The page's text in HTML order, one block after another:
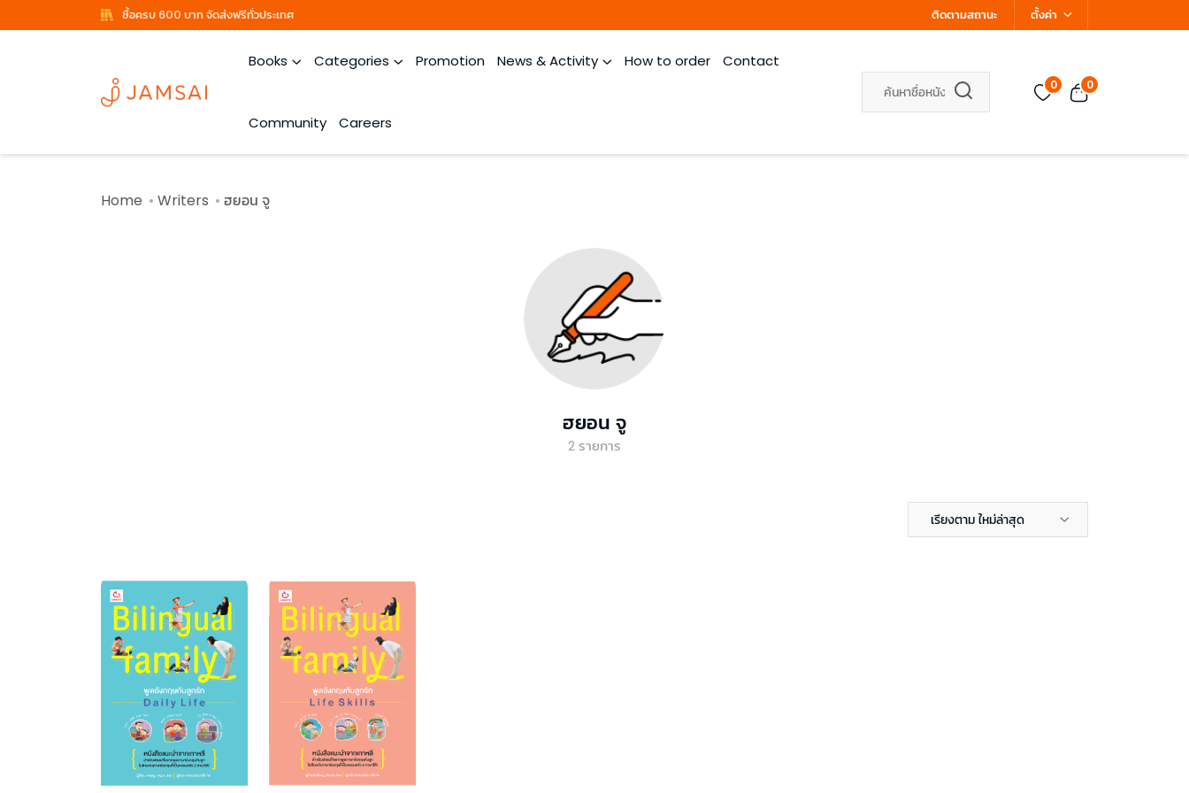
ซื้อครบ 600 บาท จัดส่งฟรีทั่วประเทศ ติดตามสถานะ ตั้งค่า
Books Categories Promotion News & Activity How to order Contact
Community Careers
0 0
Home Writers ฮยอน จู
ฮยอน จู
2รายการ
เรียงตาม ใหม่ล่าสุด